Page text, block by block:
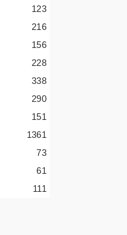
123
216
156
228
338
290
151
1361
73
61
111